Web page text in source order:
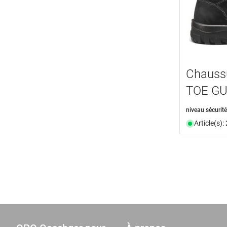
TOE
niveau
Article(s):